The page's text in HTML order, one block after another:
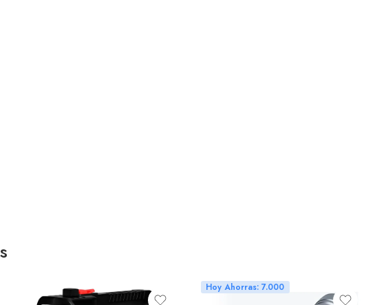
Hoy Ahorras: 7.000